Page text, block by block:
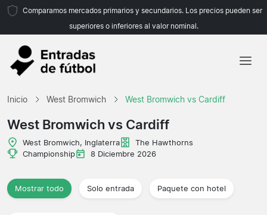
Comparamos mercados primarios y secundarios. Los precios pueden ser
superiores o inferiores al valor nominal.
Agencias de viajes
Inicio West Bromwich West Bromwich vs Cardiff
West Bromwich vs Cardiff
West Bromwich, Inglaterra
The Hawthorns
Championship
8 Diciembre 2026
Mostrar todo Solo entrada Paquete con hotel